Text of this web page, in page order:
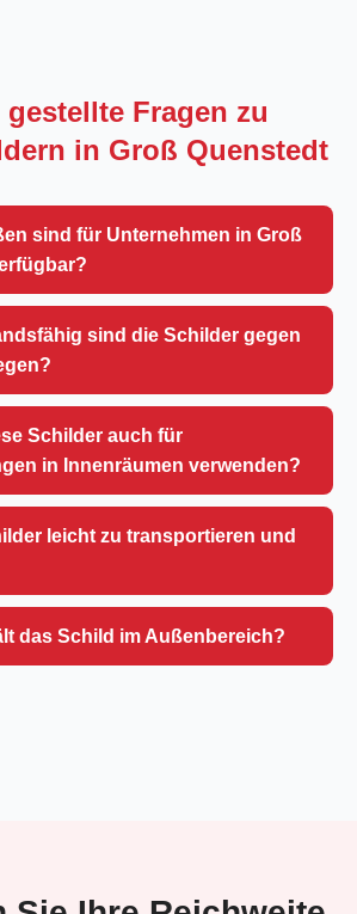
gestellte Fragen zu
in Groß Quenstedt
sind für Unternehmen in Groß
sind die Schilder gegen
Schilder auch für
in Innenräumen verwenden?
leicht zu transportieren und
das Schild im Außenbereich?